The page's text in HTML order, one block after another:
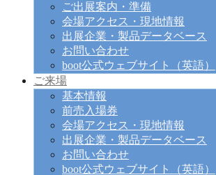
ご出展案内・準備
会場アクセス・現地情報
出展企業・製品データベース
お問い合わせ
boot公式ウェブサイト（英語）
ご来場
基本情報
前売入場券
会場アクセス・現地情報
出展企業・製品データベース
お問い合わせ
boot公式ウェブサイト（英語）